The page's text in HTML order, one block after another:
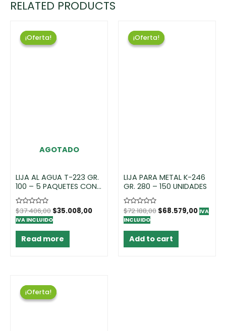
RELATED PRODUCTS
¡Oferta!
AGOTADO
¡Oferta!
LIJA AL AGUA T-223 GR.
100 – 5 PAQUETES CON
50 UNIDADES CADA UNA
Rated
0
out
$37.406,00 $35.008,00
IVA INCLUIDO
Read more
¡Oferta!
¡Oferta!
LIJA PARA METAL K-246
GR. 280 – 150 UNIDADES
Rated
0
out
$72.188,00 $68.579,00 IVA
INCLUIDO
Add to cart
¡Oferta!
¡Oferta!